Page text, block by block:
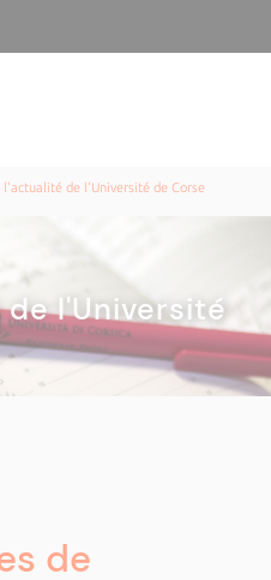
l'actualité de l'Université de Corse
l'Université
de